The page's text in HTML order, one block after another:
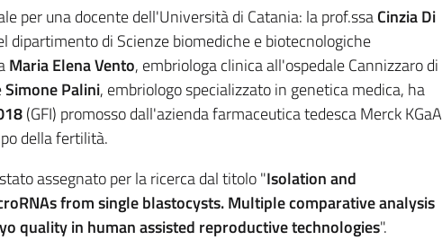
per una docente dell'Università di Catania: la prof.ssaCinzia Di
dipartimento di Scienze biomediche e biotecnologiche
Maria Elena Vento, embriologa clinica all'ospedale Cannizzaro di
Simone Palini, embriologo specializzato in genetica medica, ha
(GFI) promosso dall'azienda farmaceutica tedesca Merck KGaA
della fertilità.
assegnato per la ricerca dal titolo "Isolation and
from single blastocysts. Multiple comparative analysis
quality in human assisted reproductive technologies".